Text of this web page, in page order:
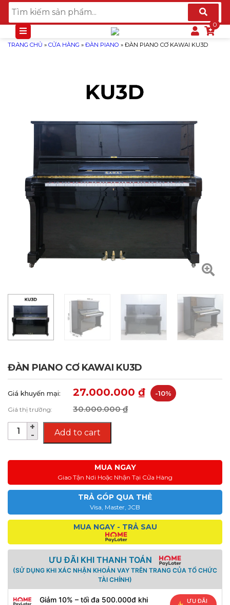
TRANG CHỦ » CỬA HÀNG » ĐÀN PIANO » ĐÀN PIANO CƠ KAWAI KU3D
ĐÀN PIANO CƠ KAWAI KU3D
Giá khuyến mại: 27.000.000 ₫ -10%
Giá thị trường: 30.000.000₫
Add to cart
MUA NGAY
Giao Tận Nơi Hoặc Nhận Tại Cửa Hàng
TRẢ GÓP QUA THẺ
Visa, Master, JCB
MUA NGAY - TRẢ SAU
ƯU ĐÃI KHI THANH TOÁN
(SỬ DỤNG KHI XÁC NHẬN KHOẢN VAY TRÊN TRANG CỦA TỔ CHỨC
TÀI CHÍNH)
Giảm 10% – tối đa 500.000đ khi
ƯU ĐÃI